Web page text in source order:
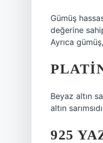
Gümüş
değerine
Ayrıca
Beyaz altın
altın
925